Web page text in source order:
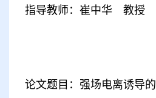
指导教师：崔中华 教授
论文题目：强场电离诱导